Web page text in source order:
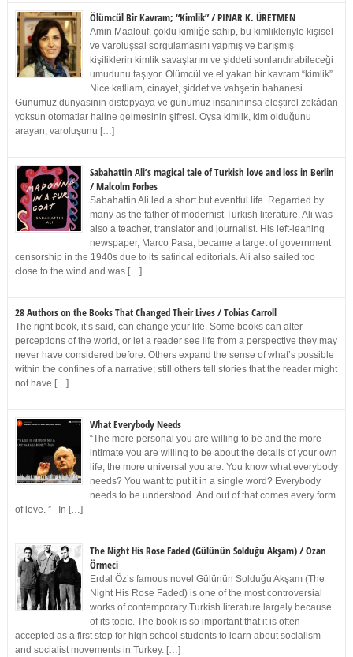
Ölümcül Bir Kavram; “Kimlik” / PINAR K. ÜRETMEN
Amin Maalouf, çoklu kimliğe sahip, bu kimlikleriyle kişisel
ve varoluşsal sorgulamasını yapmış ve barışmış
kişiliklerin kimlik savaşlarını ve şiddeti sonlandırabileceği
umudunu taşıyor. Ölümcül ve el yakan bir kavram “kimlik”.
Nice katliam, cinayet, şiddet ve vahşetin bahanesi.
Günümüz dünyasının distopyaya ve günümüz insanınınsa eleştirel zekâdan
yoksun otomatlar haline gelmesinin şifresi. Oysa kimlik, kim olduğunu
arayan, varoluşunu […]
Sabahattin Ali’s magical tale of Turkish love and loss in Berlin
/ Malcolm Forbes
Sabahattin Ali led a short but eventful life. Regarded by
many as the father of modernist Turkish literature, Ali was
also a teacher, translator and journalist. His left-leaning
newspaper, Marco Pasa, became a target of government
censorship in the 1940s due to its satirical editorials. Ali also sailed too
close to the wind and was […]
28 Authors on the Books That Changed Their Lives / Tobias Carroll
The right book, it’s said, can change your life. Some books can alter
perceptions of the world, or let a reader see life from a perspective they may
never have considered before. Others expand the sense of what’s possible
within the confines of a narrative; still others tell stories that the reader might
not have […]
What Everybody Needs
“The more personal you are willing to be and the more
intimate you are willing to be about the details of your own
life, the more universal you are. You know what everybody
needs? You want to put it in a single word? Everybody
needs to be understood. And out of that comes every form
of love. ” In […]
The Night His Rose Faded (Gülünün Solduğu Akşam) / Ozan
Örmeci
Erdal Öz’s famous novel Gülünün Solduğu Akşam (The
Night His Rose Faded) is one of the most controversial
works of contemporary Turkish literature largely because
of its topic. The book is so important that it is often
accepted as a first step for high school students to learn about socialism
and socialist movements in Turkey. […]